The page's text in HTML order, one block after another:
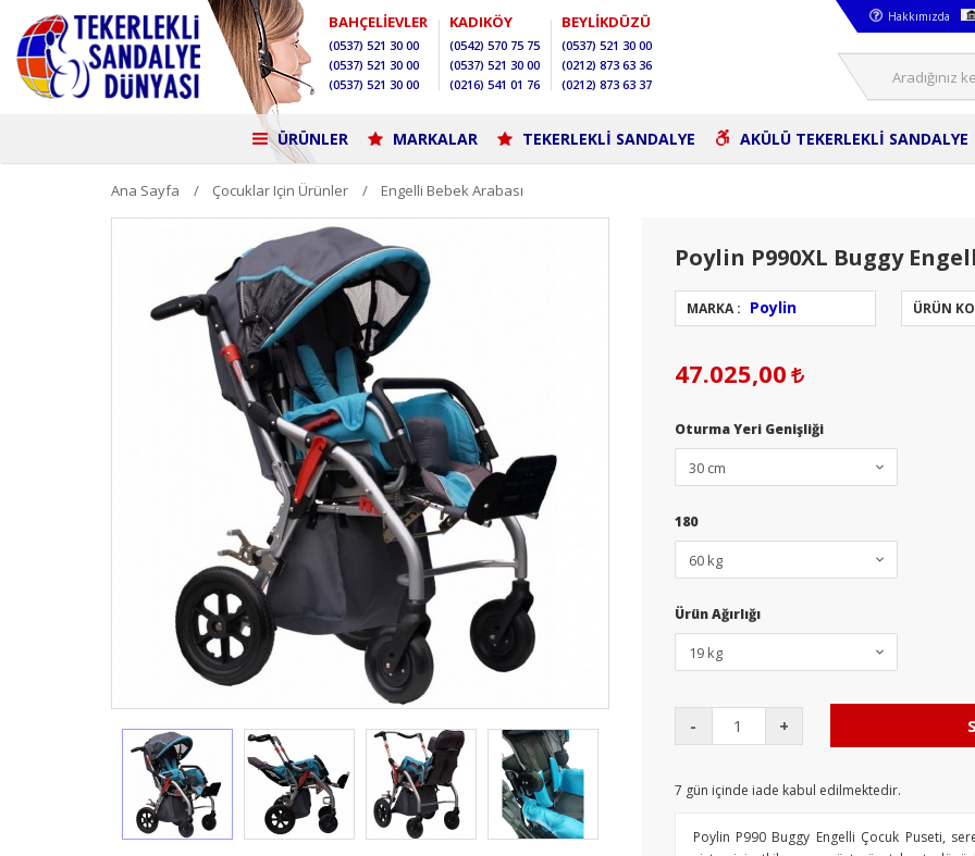
BAHÇELİEVLER
(0537) 521 30 00
(0537) 521 30 00
(0537) 521 30 00
KADIKÖY
(0542) 570 75 75
(0537) 521 30 00
(0216) 541 01 76
BEYLİKDÜZÜ
(0537) 521 30 00
(0212) 873 63 36
(0212) 873 63 37
Hakkımızda
ÜRÜNLER MARKALAR TEKERLEKLİ SANDALYE AKÜLÜ TEKERLEKLİ SANDALYE
Ana Sayfa Çocuklar Için Ürünler Engelli Bebek Arabası
Poylin P990XL Buggy
MARKA : Poylin ÜRÜN
47.025,00
Oturma Yeri Genişliği
180
Ürün Ağırlığı
- +
7 gün içinde iade kabul edilmektedir.
Poylin P990 Buggy Engelli Çocuk Puseti,